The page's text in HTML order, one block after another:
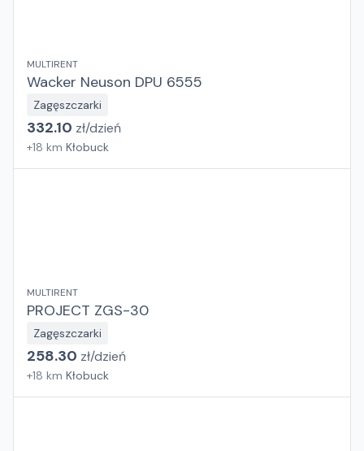
MULTIRENT
Wacker Neuson DPU 6555
Zagęszczarki
332.10 zł/dzień
+18 km Kłobuck
MULTIRENT
PROJECT ZGS-30
Zagęszczarki
258.30 zł/dzień
+18 km Kłobuck